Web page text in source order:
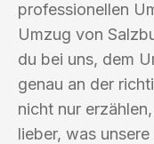
professionellen
Umzug von
du bei uns, dem
genau an der
nicht nur
lieber, was